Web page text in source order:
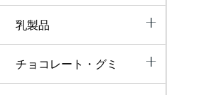
乳製品
チョコレート・グミ